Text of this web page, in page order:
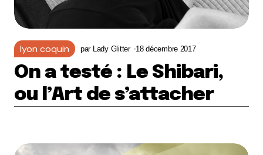
lyon coquin par Lady Glitter 18 décembre 2017
On a testé : Le Shibari,
ou l’Art de s’attacher